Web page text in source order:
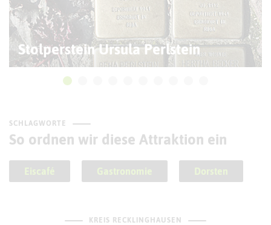
Stolperstein Ursula Perlstein
SCHLAGWORTE
So ordnen wir diese Attraktion ein
Eiscafé Gastronomie Dorsten
KREIS RECKLINGHAUSEN